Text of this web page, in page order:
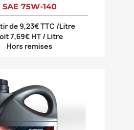
SAE 75W-140
de 9,23€ TTC /Litre
7,69€ HT / Litre
Hors remises